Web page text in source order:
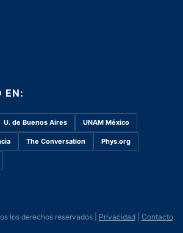
EN:
U. de Buenos Aires UNAM México
The Conversation Phys.org
los derechos reservados | Privacidad| Contacto